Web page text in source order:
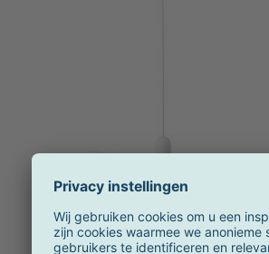
Buddy vloerlamp